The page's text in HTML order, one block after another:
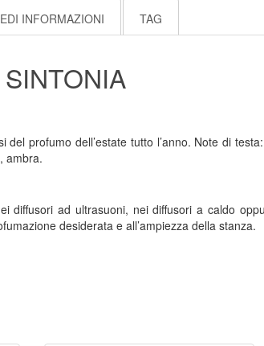
INFORMAZIONI TAG
del profumo dell’estate tutto l’anno. Note di
ambra.
diffusori ad ultrasuoni, nei diffusori a caldo
desiderata e all’ampiezza della stanza.